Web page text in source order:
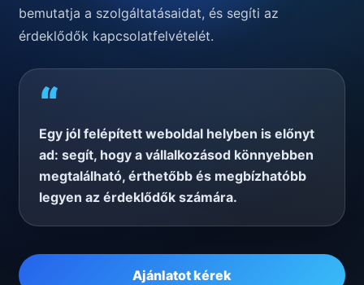
bemutatja a szolgáltatásaidat, és segíti az
érdeklődők kapcsolatfelvételét.
“
Egy jól felépített weboldal helyben is előnyt
ad: segít, hogy a vállalkozásod könnyebben
megtalálható, érthetőbb és megbízhatóbb
legyen az érdeklődők számára.
Ajánlatot kérek